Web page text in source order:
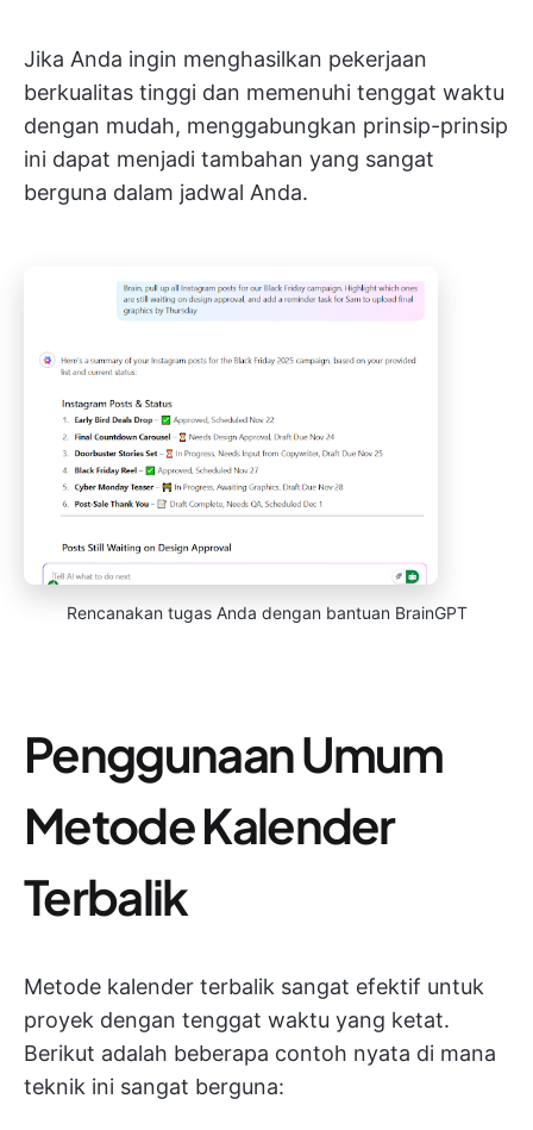
Jika Anda ingin menghasilkan pekerjaan
berkualitas tinggi dan memenuhi tenggat waktu
dengan mudah, menggabungkan prinsip-prinsip
ini dapat menjadi tambahan yang sangat
berguna dalam jadwal Anda.
Rencanakan tugas Anda dengan bantuan BrainGPT
Penggunaan Umum
Metode Kalender
Terbalik
Metode kalender terbalik sangat efektif untuk
proyek dengan tenggat waktu yang ketat.
Berikut adalah beberapa contoh nyata di mana
teknik ini sangat berguna: